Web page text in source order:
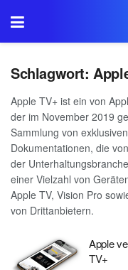
Schlagwort:
Apple TV+ ist ein von
der im November 2019
Sammlung von
Dokumentationen, die
der
einer Vielzahl von
Apple TV, Vision Pro
von Drittanbietern.
Apple
TV+